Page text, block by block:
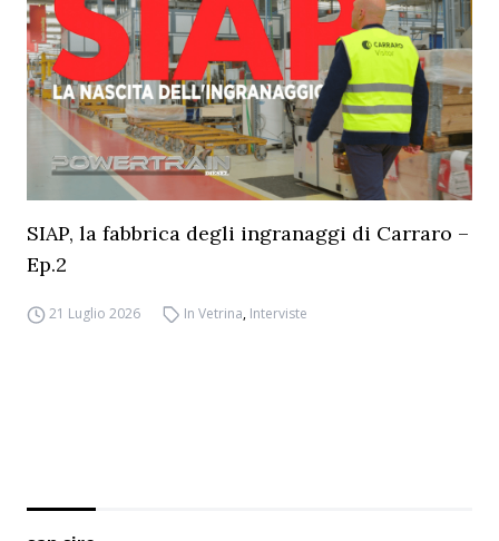
SIAP, la fabbrica degli ingranaggi di Carraro –
Ep.2
21 Luglio 2026 In Vetrina, Interviste